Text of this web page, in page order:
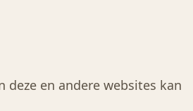
en andere websites kan